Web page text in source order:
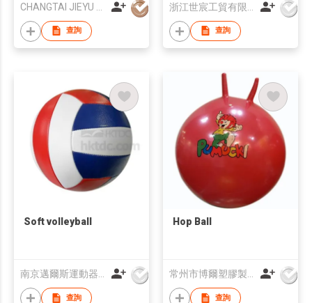
查詢 查詢
Soft volleyball
查詢
Hop Ball
查詢